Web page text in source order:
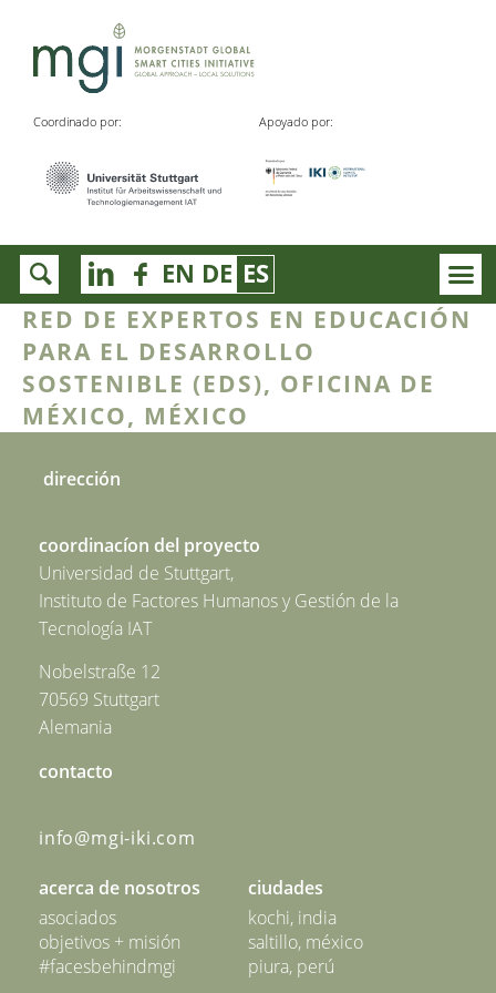
Coordinado por: Apoyado por:
EN DE ES
RED DE EXPERTOS EN EDUCACIÓN
PARA EL DESARROLLO
SOSTENIBLE (EDS), OFICINA DE
MÉXICO, MÉXICO
dirección
coordinacíon del proyecto
Universidad de Stuttgart,
Instituto de Factores Humanos y Gestión de la
Tecnología IAT
Nobelstraße 12
70569 Stuttgart
Alemania
contacto
info@mgi-iki.com
acerca de nosotros
asociados
objetivos + misión
#facesbehindmgi
ciudades
kochi, india
saltillo, méxico
piura, perú